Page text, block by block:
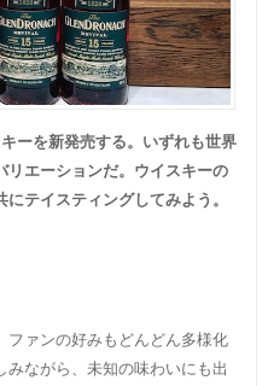
ーを新発売する。いずれも世界
リエーションだ。ウイスキーの
テイスティングしてみよう。
ファンの好みもどんどん多様化
みながら、未知の味わいにも出